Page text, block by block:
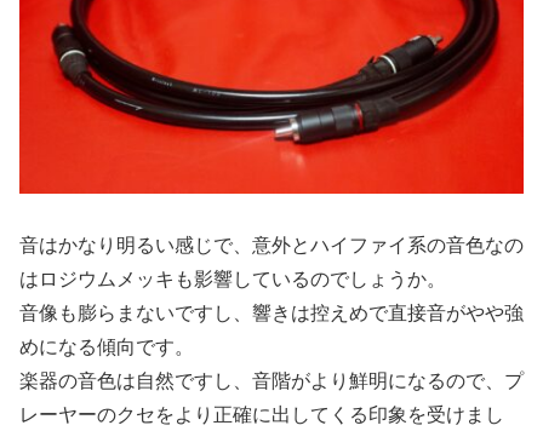
音はかなり明るい感じで、意外とハイファイ系の音色なの
はロジウムメッキも影響しているのでしょうか。
音像も膨らまないですし、響きは控えめで直接音がやや強
めになる傾向です。
楽器の音色は自然ですし、音階がより鮮明になるので、プ
レーヤーのクセをより正確に出してくる印象を受けまし